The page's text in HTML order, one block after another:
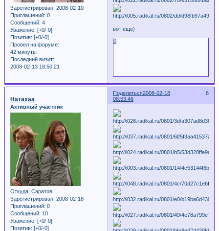
Зарегистрирован: 2008-02-10
Приглашений: 0
Сообщений: 4
Уважение: [+0/-0]
Позитив: [+0/-0]
Провел на форуме:
42 минуты
Последний визит:
2008-02-13 18:50:21
вот еще)
0
Поделиться 6
2008-02-18
08:53:46
Натахаа
Активный участник
Откуда: Саратов
Зарегистрирован: 2008-02-18
Приглашений: 0
Сообщений: 10
Уважение: [+0/-0]
Позитив: [+0/-0]